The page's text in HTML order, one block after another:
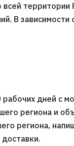
всей
В зависимости
дней с
региона и
региона,